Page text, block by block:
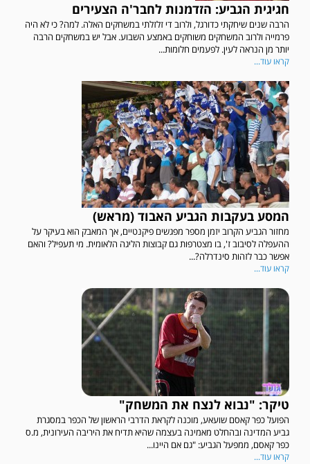
חגיגית הגביע: הזדמנות לחבר'ה הצעירים
הרבה שנים שיחקתי כדורגל, ולרוב די זלזלתי במשחקים האלה. למה? כי לא היה
פרמייה ולרוב המשחקים משוחקים באמצע השבוע. אבל יש במשחקים הרבה
יותר מן הנראה לעין. לפעמים חלומות...
קראו עוד...
המסע בעקבות הגביע האבוד (מראש)
מחזור הגביע הקרוב יזמן מספר מפגשים פיקנטיים, אך המאבק הוא בעיקר על
ההעפלה לסיבוב ז', בו מצטרפות גם קבוצות הליגה הלאומית. מי תעפיל? והאם
אפשר כבר לזהות סינדרלה?...
קראו עוד...
טיקר: "נבוא לנצח את המשחק"
הפועל כפר קאסם שועאע, מוכנה לקראת הדרבי הראשון של הכפר במסגרת
גביע המדינה ובהחלט מאמינה בעצמה שהיא תדיח את היריבה העירונית, מ.ס
כפר קאסם, ממפעל הגביע: "גם אם היינו...
קראו עוד...